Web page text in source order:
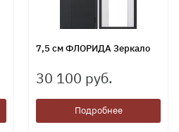
7,5 см ФЛОРИДА Зеркало
30 100 руб.
Подробнее